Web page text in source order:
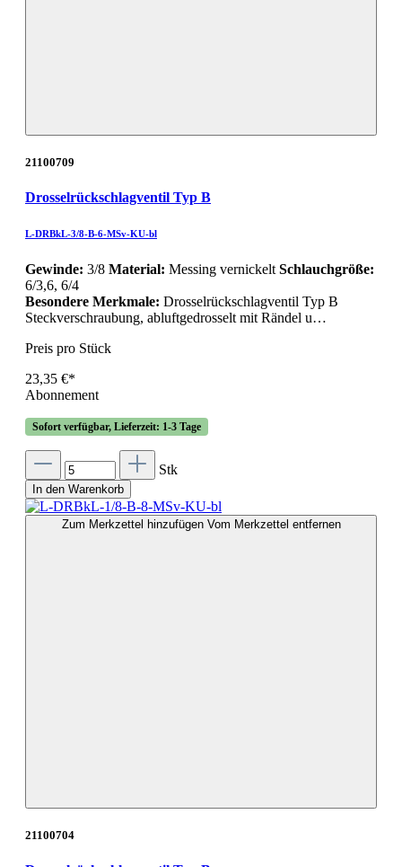
21100709
Drosselrückschlagventil Typ B
L-DRBkL-3/8-B-6-MSv-KU-bl
Gewinde: 3/8 Material: Messing vernickelt Schlauchgröße:
6/3,6, 6/4
Besondere Merkmale: Drosselrückschlagventil Typ B
Steckverschraubung, abluftgedrosselt mit Rändel u…
Preis pro Stück
23,35 €*
Abonnement
Sofort verfügbar, Lieferzeit: 1-3 Tage
Stk
In den Warenkorb
Zum Merkzettel hinzufügen Vom Merkzettel entfernen
21100704